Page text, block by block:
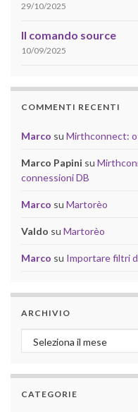
29/10/2025
Il comando source
10/09/2025
COMMENTI RECENTI
Marco su Mirthconnect:
Marco Papini su
connessioni DB
Marco su Martorèo
Valdo su Martorèo
Marco su Importare filtri
ARCHIVIO
Archivio
CATEGORIE